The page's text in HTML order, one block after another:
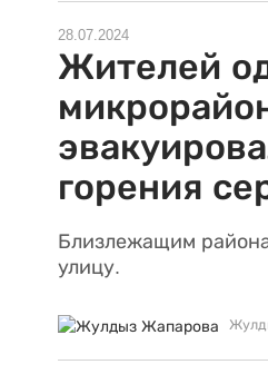
28.07.2024
Жителей
горения
Близлежащим
улицу.